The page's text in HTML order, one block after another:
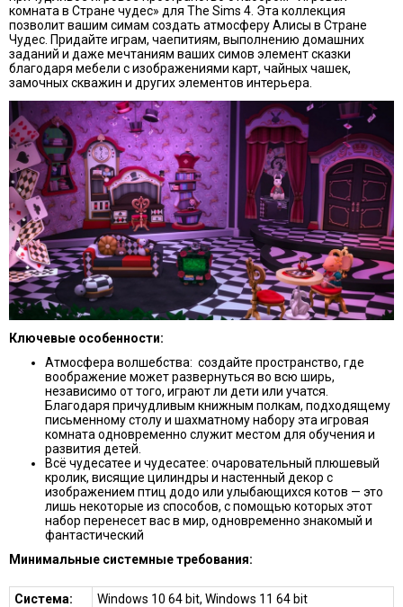
комната в Стране чудес» для The Sims 4. Эта коллекция
позволит вашим симам создать атмосферу Алисы в Стране
Чудес. Придайте играм, чаепитиям, выполнению домашних
заданий и даже мечтаниям ваших симов элемент сказки
благодаря мебели с изображениями карт, чайных чашек,
замочных скважин и других элементов интерьера.
Ключевые особенности:
Атмосфера волшебства: создайте пространство, где
воображение может развернуться во всю ширь,
независимо от того, играют ли дети или учатся.
Благодаря причудливым книжным полкам, подходящему
письменному столу и шахматному набору эта игровая
комната одновременно служит местом для обучения и
развития детей.
Всё чудесатее и чудесатее: очаровательный плюшевый
кролик, висящие цилиндры и настенный декор с
изображением птиц додо или улыбающихся котов — это
лишь некоторые из способов, с помощью которых этот
набор перенесет вас в мир, одновременно знакомый и
фантастический
Минимальные системные требования:
Система:
Windows 10 64 bit, Windows 11 64 bit